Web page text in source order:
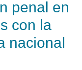
penal en
con la
nacional